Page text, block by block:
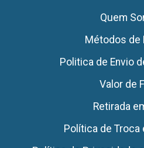
Quem
Métodos de
Politica de Envio
Valor de
Retirada
Política de Troca